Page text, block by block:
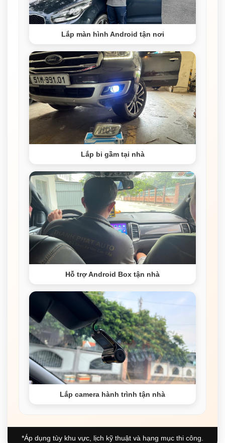
Lắp màn hình Android tận nơi
Lắp bi gầm tại nhà
Hỗ trợ Android Box tận nhà
Lắp camera hành trình tận nhà
*Áp dụng tùy khu vực, lịch kỹ thuật và hạng mục thi công.